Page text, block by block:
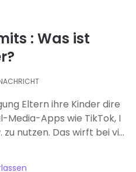
: Was ist
Eltern ihre Kinder dire
Media-Apps wie TikTok, I
nutzen. Das wirft bei vi
sie diese Apps komplet
bildschirmzeitlimits